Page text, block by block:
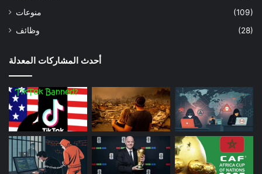
منوعات
(109)
وظائف
(28)
أحدث المشاركات المعدلة